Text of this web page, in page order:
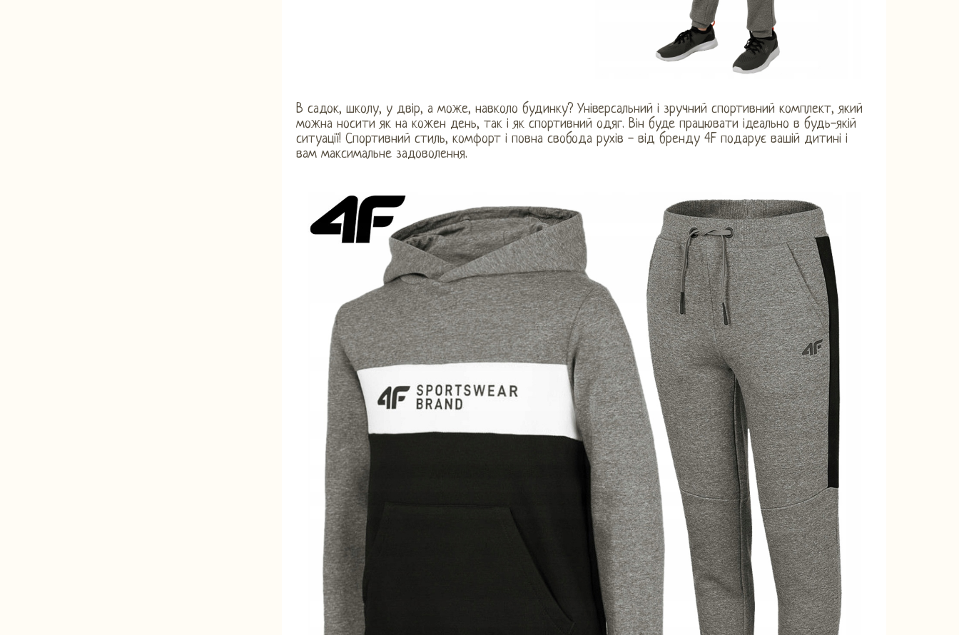
В садок, школу, у двір, а може, навколо будинку? Універсальний і зручний спортивний комплект, який
можна носити як на кожен день, так і як спортивний одяг. Він буде працювати ідеально в будь-якій
ситуації! Спортивний стиль, комфорт і повна свобода рухів - від бренду 4F подарує вашій дитині і
вам максимальне задоволення.